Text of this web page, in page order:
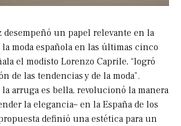
desempeñó un papel relevante en la
moda española en las últimas cinco
el modisto Lorenzo Caprile, “logró
de las tendencias y de la moda”.
arruga es bella, revolucionó la manera
la elegancia– en la España de los
definió una estética para un